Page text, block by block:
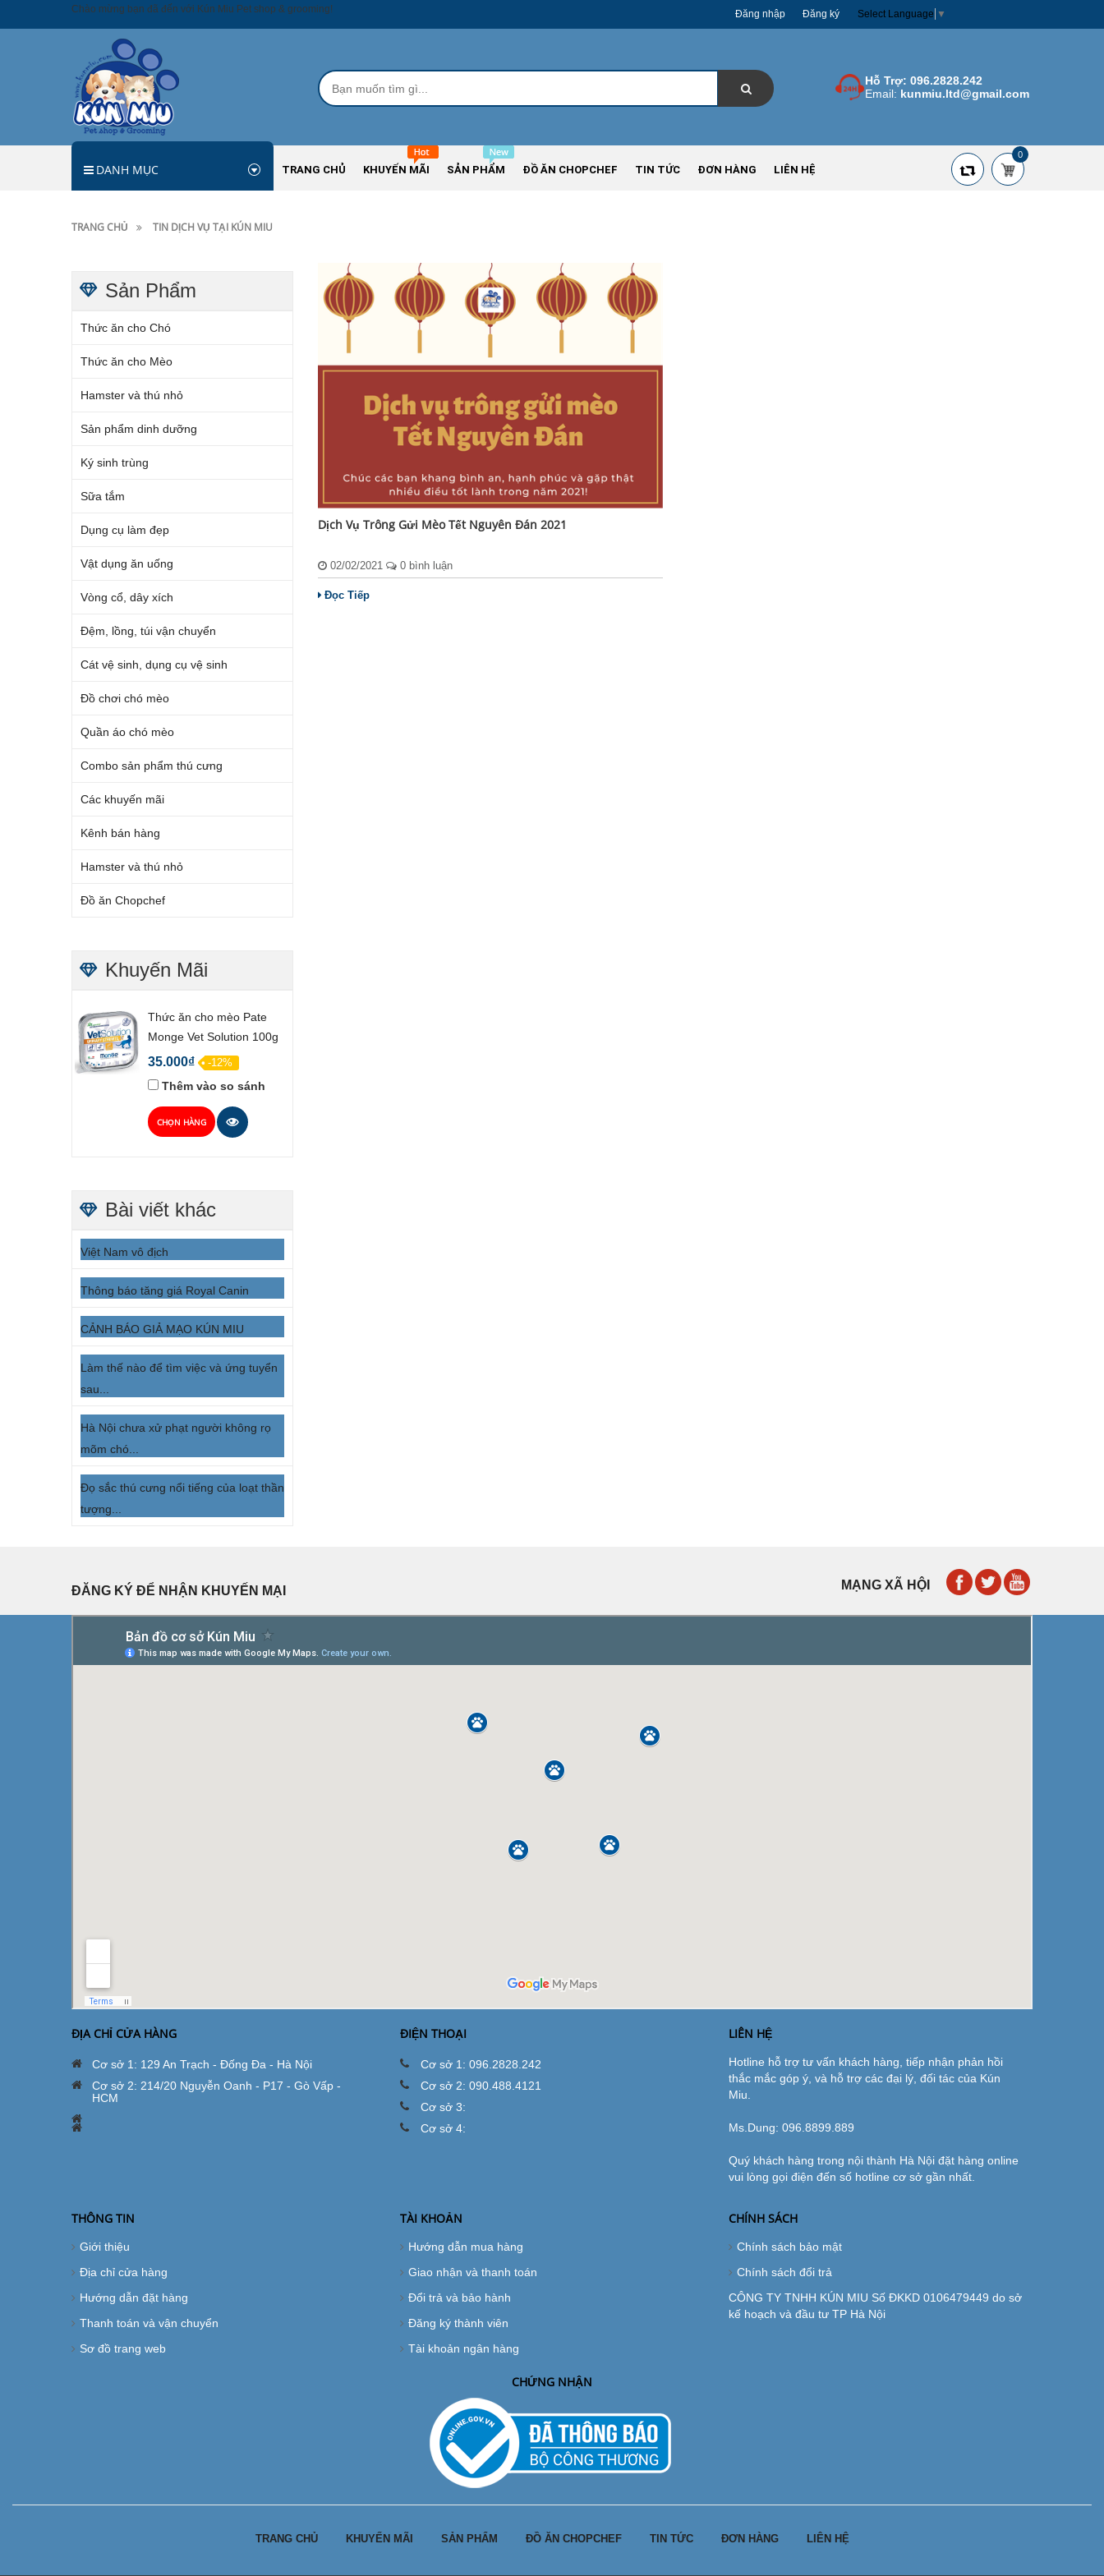
Chào mừng bạn đã đến với Kún Miu Pet shop & grooming! Đăng nhập Đăng ký Select Language ▼
Hỗ Trợ: 096.2828.242
Email: kunmiu.ltd@gmail.com
DANH MỤC TRANG CHỦ KHUYẾN MÃI SẢN PHẨM ĐỒ ĂN CHOPCHEF TIN TỨC ĐƠN HÀNG LIÊN HỆ
0
TRANG CHỦ TIN DỊCH VỤ TẠI KÚN MIU
Sản Phẩm
Thức ăn cho Chó
Thức ăn cho Mèo
Hamster và thú nhỏ
Sản phẩm dinh dưỡng
Ký sinh trùng
Sữa tắm
Dụng cụ làm đẹp
Vật dụng ăn uống
Vòng cổ, dây xích
Đệm, lồng, túi vận chuyển
Cát vệ sinh, dụng cụ vệ sinh
Đồ chơi chó mèo
Quần áo chó mèo
Combo sản phẩm thú cưng
Các khuyến mãi
Kênh bán hàng
Hamster và thú nhỏ
Đồ ăn Chopchef
Khuyến Mãi
Thức ăn cho mèo Pate
Monge Vet Solution 100g
35.000₫ -12%
Thêm vào so sánh
CHỌN HÀNG
Bài viết khác
Việt Nam vô địch
Thông báo tăng giá Royal Canin
CẢNH BÁO GIẢ MẠO KÚN MIU
Làm thế nào để tìm việc và ứng tuyển
sau...
Hà Nội chưa xử phạt người không rọ
mõm chó...
Đọ sắc thú cưng nổi tiếng của loạt thần
tượng...
Dịch Vụ Trông Gửi Mèo Tết Nguyên Đán 2021
02/02/2021 0 bình luận
Đọc Tiếp
ĐĂNG KÝ ĐỂ NHẬN KHUYẾN MẠI MẠNG XÃ HỘI
ĐỊA CHỈ CỬA HÀNG
Cơ sở 1: 129 An Trạch - Đống Đa - Hà Nội
Cơ sở 2: 214/20 Nguyễn Oanh - P17 - Gò Vấp -
HCM
ĐIỆN THOẠI
Cơ sở 1: 096.2828.242
Cơ sở 2: 090.488.4121
Cơ sở 3:
Cơ sở 4:
LIÊN HỆ
Hotline hỗ trợ tư vấn khách hàng, tiếp nhận phản hồi
thắc mắc góp ý, và hỗ trợ các đại lý, đối tác của Kún
Miu.
Ms.Dung: 096.8899.889
Quý khách hàng trong nội thành Hà Nội đặt hàng online
vui lòng gọi điện đến số hotline cơ sở gần nhất.
THÔNG TIN
Giới thiệu
Địa chỉ cửa hàng
Hướng dẫn đặt hàng
Thanh toán và vận chuyển
Sơ đồ trang web
TÀI KHOẢN
Hướng dẫn mua hàng
Giao nhận và thanh toán
Đổi trả và bảo hành
Đăng ký thành viên
Tài khoản ngân hàng
CHÍNH SÁCH
Chính sách bảo mật
Chính sách đổi trả
CÔNG TY TNHH KÚN MIU Số ĐKKD 0106479449 do sở
kế hoạch và đầu tư TP Hà Nội
CHỨNG NHẬN
TRANG CHỦ KHUYẾN MÃI SẢN PHẨM ĐỒ ĂN CHOPCHEF TIN TỨC ĐƠN HÀNG LIÊN HỆ